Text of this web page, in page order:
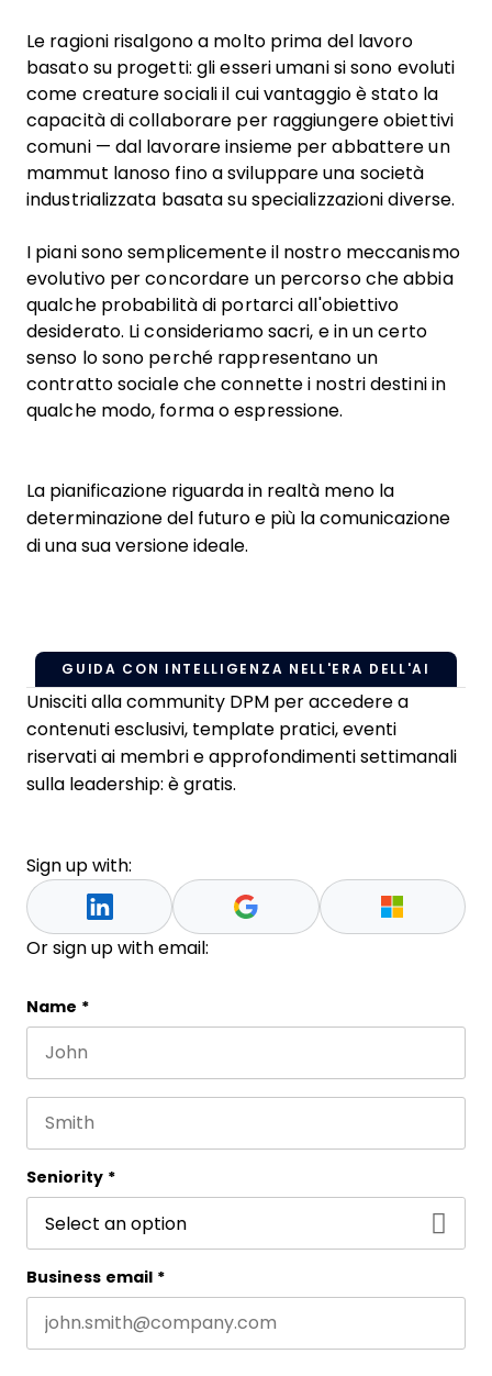
Le ragioni risalgono a molto prima del lavoro
basato su progetti: gli esseri umani si sono evoluti
come creature sociali il cui vantaggio è stato la
capacità di collaborare per raggiungere obiettivi
comuni — dal lavorare insieme per abbattere un
mammut lanoso fino a sviluppare una società
industrializzata basata su specializzazioni diverse.
I piani sono semplicemente il nostro meccanismo
evolutivo per concordare un percorso che abbia
qualche probabilità di portarci all'obiettivo
desiderato. Li consideriamo sacri, e in un certo
senso lo sono perché rappresentano un
contratto sociale che connette i nostri destini in
qualche modo, forma o espressione.
La pianificazione riguarda in realtà meno la
determinazione del futuro e più la comunicazione
di una sua versione ideale.
GUIDA CON INTELLIGENZA NELL'ERA DELL'AI
Unisciti alla community DPM per accedere a
contenuti esclusivi, template pratici, eventi
riservati ai membri e approfondimenti settimanali
sulla leadership: è gratis.
Sign up with:
Or sign up with email:
Name
This field is for validation purposes and should be
Name *
Seniority *
Business email *